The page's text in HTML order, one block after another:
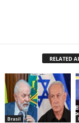
RELATED
Brasil